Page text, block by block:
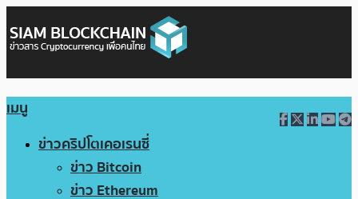
เมนู
ข่าวคริปโตเคอเรนซี่
ข่าว Bitcoin
ข่าว Ethereum